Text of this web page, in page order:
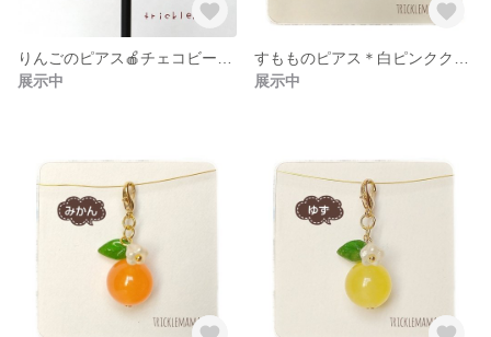
展示中
展示中